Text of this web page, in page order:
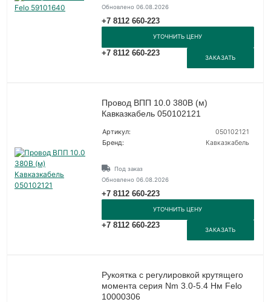
Обновлено 06.08.2026
+7 8112 660-223
УТОЧНИТЬ ЦЕНУ
+7 8112 660-223
ЗАКАЗАТЬ
Провод ВПП 10.0 380В (м)
Кавказкабель 050102121
Артикул:
050102121
Бренд:
Кавказкабель
Под заказ
Обновлено 06.08.2026
+7 8112 660-223
УТОЧНИТЬ ЦЕНУ
+7 8112 660-223
ЗАКАЗАТЬ
Рукоятка с регулировкой крутящего
момента серия Nm 3.0-5.4 Нм Felo
10000306